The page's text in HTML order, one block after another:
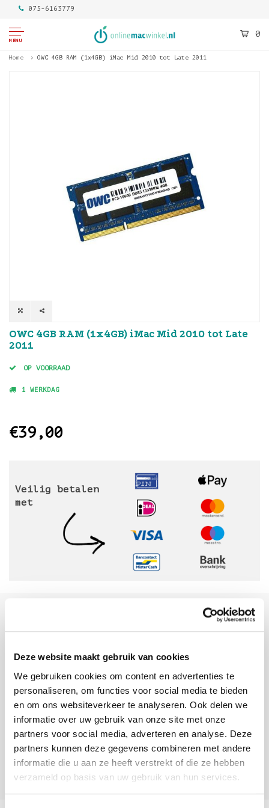
Deze website maakt gebruik van cookies
We gebruiken cookies om content en advertenties te
personaliseren, om functies voor social media te bieden
en om ons websiteverkeer te analyseren. Ook delen we
informatie over uw gebruik van onze site met onze
partners voor social media, adverteren en analyse. Deze
partners kunnen deze gegevens combineren met andere
informatie die u aan ze heeft verstrekt of die ze hebben
verzameld op basis van uw gebruik van hun services.
075-6163779
MENU
0
Home OWC 4GB RAM (1x4GB) iMac Mid 2010 tot Late 2011
OWC 4GB RAM (1x4GB) iMac Mid 2010 tot Late
2011
OP VOORRAAD
1 WERKDAG
€39,00
Veilig betalen
met
Vandaag besteld, morgen in huis
beoordelingen